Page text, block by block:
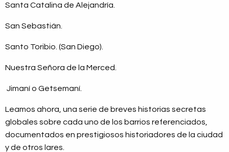
Santa Catalina de Alejandría.
San Sebastián.
Santo Toribio. (San Diego).
Nuestra Señora de la Merced.
Jimaní o Getsemaní.
Leamos ahora, una serie de breves historias secretas
globales sobre cada uno de los barrios referenciados,
documentados en prestigiosos historiadores de la ciudad
y de otros lares.